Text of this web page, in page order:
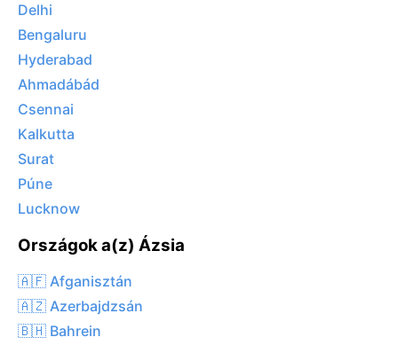
Delhi
Bengaluru
Hyderabad
Ahmadábád
Csennai
Kalkutta
Surat
Púne
Lucknow
Országok a(z) Ázsia
🇦🇫 Afganisztán
🇦🇿 Azerbajdzsán
🇧🇭 Bahrein